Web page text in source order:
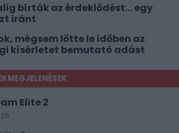
bírták az érdeklődést... egy
iránt
mégsem lőtte le időben az
kísérletet bemutató adást
Elite 2